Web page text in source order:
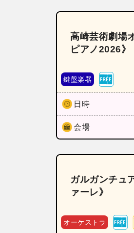
高崎芸術劇場
ピアノ2026》
鍵盤楽器
日時
会場
ガルガンチュ
ァーレ》
オーケストラ